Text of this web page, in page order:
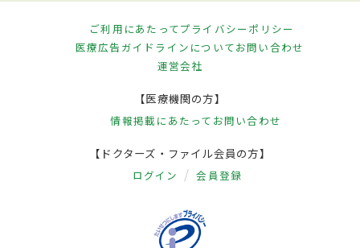
ご利用にあたってプライバシーポリシー
医療広告ガイドラインについてお問い合わせ
運営会社
【医療機関の方】
情報掲載にあたって お問い合わせ
【ドクターズ・ファイル会員の方】
ログイン 会員登録